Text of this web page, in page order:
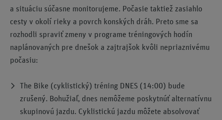
a situáciu súčasne monitorujeme. Počasie taktiež zasiahlo
cesty v okolí rieky a povrch konských dráh. Preto sme sa
rozhodli spraviť zmeny v programe tréningových hodín
naplánovaných pre dnešok a zajtrajšok kvôli nepriaznivému
počasiu:
The Bike (cyklistický) tréning DNES (14:00) bude
zrušený. Bohužiaľ, dnes nemôžeme poskytnúť alternatívnu
skupinovú jazdu. Cyklistickú jazdu môžete absolvovať